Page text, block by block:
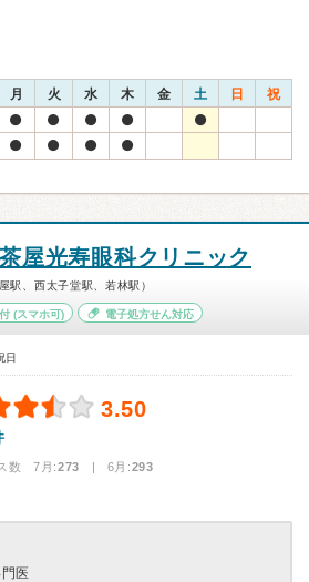
月 火 水 木 金 土 日 祝
屋光寿眼科クリニック
駅、西太子堂駅、若林駅）
(スマホ可) 電子処方せん対応
日
3.50
数 7月:273 | 6月:293
医